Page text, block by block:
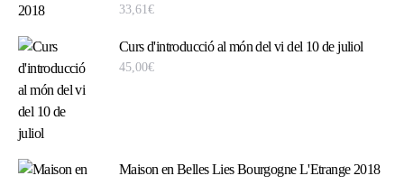
33,61€
Curs d'introducció al món del vi del 10 de juliol
45,00€
Maison en Belles Lies Bourgogne L'Etrange 2018